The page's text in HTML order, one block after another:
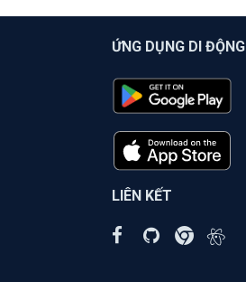
ỨNG DỤNG DI ĐỘNG
LIÊN KẾT